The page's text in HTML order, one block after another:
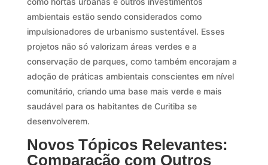
ambientais estão sendo considerados como
impulsionadores de urbanismo sustentável. Esses
projetos não só valorizam áreas verdes e a
conservação de parques, como também encorajam a
adoção de práticas ambientais conscientes em nível
comunitário, criando uma base mais verde e mais
saudável para os habitantes de Curitiba se
desenvolverem.
Novos Tópicos Relevantes:
Comparação com Outros